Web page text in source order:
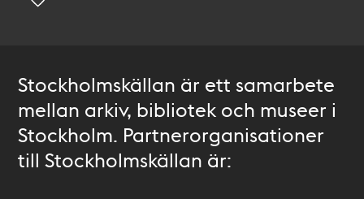
Stockholmskällan är ett samarbete
mellan arkiv, bibliotek och museer i
Stockholm. Partnerorganisationer
till Stockholmskällan är: